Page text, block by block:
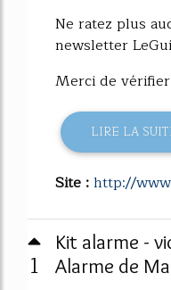
Ne ratez plus
newsletter
Merci de vérifier
LIRE LA
Site :http://
1
Kit alarme -
Alarme de